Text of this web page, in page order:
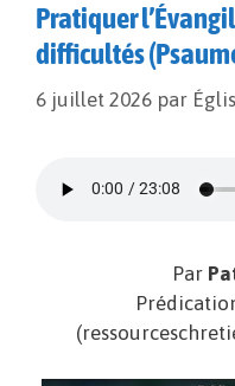
Pratiquer
difficultés
6 juillet 2026 par
Par